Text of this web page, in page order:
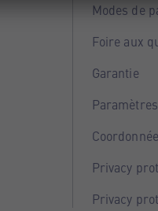
Modes de
Foire aux
Garantie
Privacy
Privacy